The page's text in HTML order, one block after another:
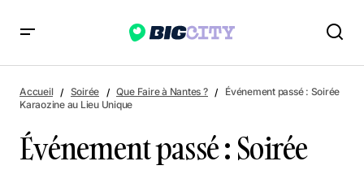
Événement passé : Soirée Karaozine au Lieu Unique
Accueil Soirée Que Faire à Nantes ?
Événement passé : Soirée
Karaozine au Lieu Unique
Événement passé : Soirée